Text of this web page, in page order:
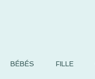
BÉBÉS FILLE